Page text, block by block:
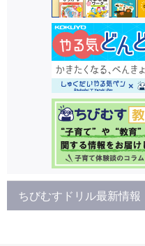
ちびむすドリル最新情報